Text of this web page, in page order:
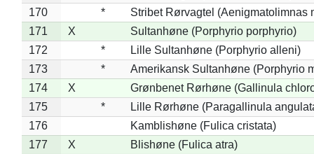
170
*
Stribet Rørvagtel (Aenigmatolimnas
171
X
Sultanhøne (Porphyrio porphyrio)
172
*
Lille Sultanhøne (Porphyrio alleni)
173
*
Amerikansk Sultanhøne (Porphyrio
174
X
Grønbenet Rørhøne (Gallinula
175
*
Lille Rørhøne (Paragallinula
176
Kamblishøne (Fulica cristata)
177
X
Blishøne (Fulica atra)